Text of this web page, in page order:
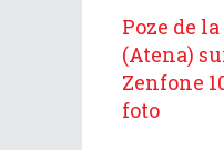
Poze de
(Atena)
Zenfone
foto